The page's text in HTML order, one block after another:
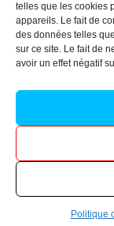
telles que les cookies
appareils. Le fait de
des données telles
sur ce site. Le fait de
avoir un effet négatif
Politique
Politique
© 2026